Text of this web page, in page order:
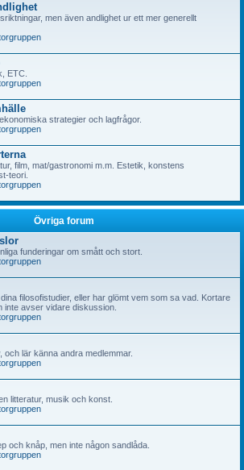
men även andlighet ur ett mer generellt
ETC.
strategier och lagfrågor.
film, mat/gastronomi m.m. Estetik, konstens
teori.
Övriga forum
funderingar om smått och stort.
filosofistudier, eller har glömt vem som sa vad. Kortare
inte avser vidare diskussion.
och lär känna andra medlemmar.
litteratur, musik och konst.
och knåp, men inte någon sandlåda.